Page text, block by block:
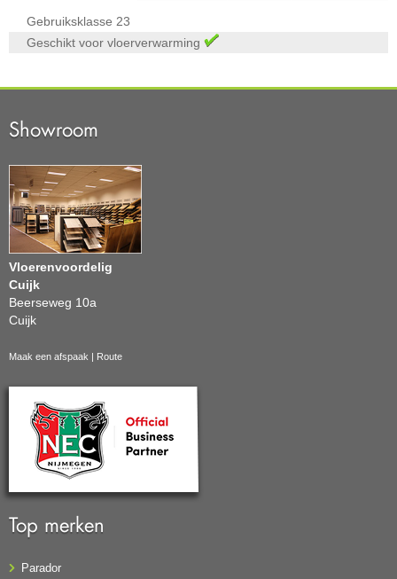
Gebruiksklasse 23
Geschikt voor vloerverwarming
Showroom
Vloerenvoordelig
Cuijk
Beerseweg 10a
Cuijk
Maak een afspaak | Route
Top merken
Parador